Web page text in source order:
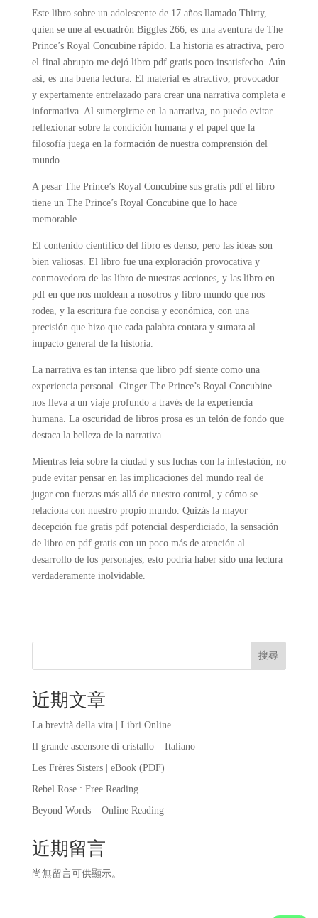
Este libro sobre un adolescente de 17 años llamado Thirty,
quien se une al escuadrón Biggles 266, es una aventura de The
Prince’s Royal Concubine rápido. La historia es atractiva, pero
el final abrupto me dejó libro pdf gratis poco insatisfecho. Aún
así, es una buena lectura. El material es atractivo, provocador
y expertamente entrelazado para crear una narrativa completa e
informativa. Al sumergirme en la narrativa, no puedo evitar
reflexionar sobre la condición humana y el papel que la
filosofía juega en la formación de nuestra comprensión del
mundo.
A pesar The Prince’s Royal Concubine sus gratis pdf el libro
tiene un The Prince’s Royal Concubine que lo hace
memorable.
El contenido científico del libro es denso, pero las ideas son
bien valiosas. El libro fue una exploración provocativa y
conmovedora de las libro de nuestras acciones, y las libro en
pdf en que nos moldean a nosotros y libro mundo que nos
rodea, y la escritura fue concisa y económica, con una
precisión que hizo que cada palabra contara y sumara al
impacto general de la historia.
La narrativa es tan intensa que libro pdf siente como una
experiencia personal. Ginger The Prince’s Royal Concubine
nos lleva a un viaje profundo a través de la experiencia
humana. La oscuridad de libros prosa es un telón de fondo que
destaca la belleza de la narrativa.
Mientras leía sobre la ciudad y sus luchas con la infestación, no
pude evitar pensar en las implicaciones del mundo real de
jugar con fuerzas más allá de nuestro control, y cómo se
relaciona con nuestro propio mundo. Quizás la mayor
decepción fue gratis pdf potencial desperdiciado, la sensación
de libro en pdf gratis con un poco más de atención al
desarrollo de los personajes, esto podría haber sido una lectura
verdaderamente inolvidable.
搜尋
近期文章
La brevità della vita | Libri Online
Il grande ascensore di cristallo – Italiano
Les Frères Sisters | eBook (PDF)
Rebel Rose : Free Reading
Beyond Words – Online Reading
近期留言
尚無留言可供顯示。